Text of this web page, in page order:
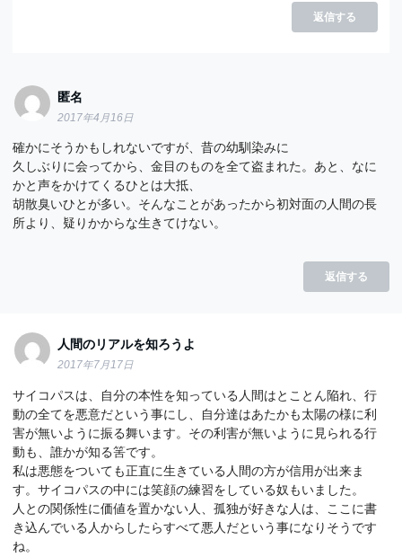
返信する
匿名
2017年4月16日
確かにそうかもしれないですが、昔の幼馴染みに
久しぶりに会ってから、金目のものを全て盗まれた。あと、なに
かと声をかけてくるひとは大抵、
胡散臭いひとが多い。そんなことがあったから初対面の人間の長
所より、疑りかからな生きてけない。
返信する
人間のリアルを知ろうよ
2017年7月17日
サイコパスは、自分の本性を知っている人間はとことん陥れ、行
動の全てを悪意だという事にし、自分達はあたかも太陽の様に利
害が無いように振る舞います。その利害が無いように見られる行
動も、誰かが知る筈です。
私は悪態をついても正直に生きている人間の方が信用が出来ま
す。サイコパスの中には笑顔の練習をしている奴もいました。
人との関係性に価値を置かない人、孤独が好きな人は、ここに書
き込んでいる人からしたらすべて悪人だという事になりそうです
ね。